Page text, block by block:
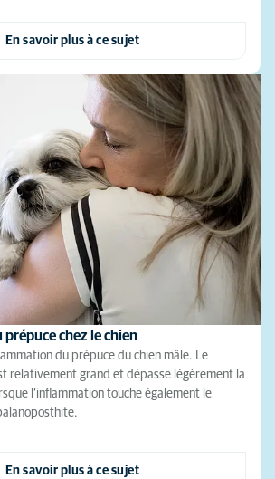
En savoir plus à ce sujet
chez le chien
du prépuce du chien mâle. Le
relativement grand et dépasse légèrement la
l’inflammation touche également le
En savoir plus à ce sujet